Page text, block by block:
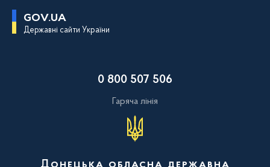
GOV.UA
Державні сайти України
0 800 507 506
Гаряча лінія
Донецька обласна державна